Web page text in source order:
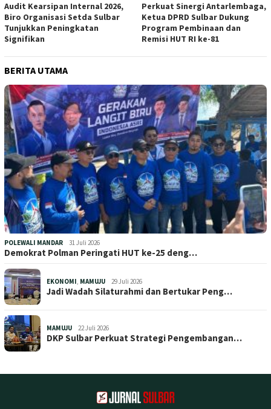
Audit Kearsipan Internal 2026,
Biro Organisasi Setda Sulbar
Tunjukkan Peningkatan
Signifikan
Perkuat Sinergi Antarlembaga,
Ketua DPRD Sulbar Dukung
Program Pembinaan dan
Remisi HUT RI ke-81
BERITA UTAMA
POLEWALI MANDAR 31 Juli 2026
Demokrat Polman Peringati HUT ke-25 deng…
EKONOMI, MAMUJU 29 Juli 2026
Jadi Wadah Silaturahmi dan Bertukar Peng…
MAMUJU 22 Juli 2026
DKP Sulbar Perkuat Strategi Pengembangan…